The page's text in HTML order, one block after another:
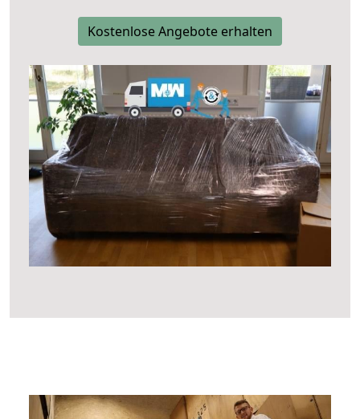
Kostenlose Angebote erhalten